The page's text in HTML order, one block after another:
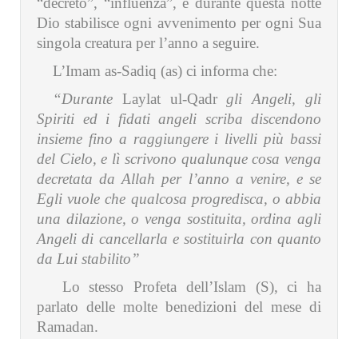
Dio stabilisce ogni avvenimento per ogni Sua
singola creatura per l’anno a seguire.
L’Imam as-Sadiq (as) ci informa che:
“Durante Laylat ul-Qadrgli Angeli, gli
Spiriti ed i fidati angeli scriba discendono
insieme fino a raggiungere i livelli più bassi
del Cielo, e lì scrivono qualunque cosa venga
decretata da Allah per l’anno a venire, e se
Egli vuole che qualcosa progredisca, o abbia
una dilazione, o venga sostituita, ordina agli
Angeli di cancellarla e sostituirla con quanto
da Lui stabilito”
Lo stesso Profeta dell’Islam (S), ci ha
parlato delle molte benedizioni del mese di
Ramadan.